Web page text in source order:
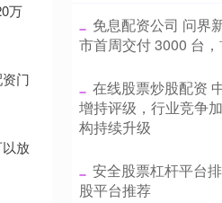
万
门
放
免息配资公司 问界
市首周交付 3000 台
在线股票炒股配资
增持评级，行业竞争
构持续升级
安全股票杠杆平台
股平台推荐